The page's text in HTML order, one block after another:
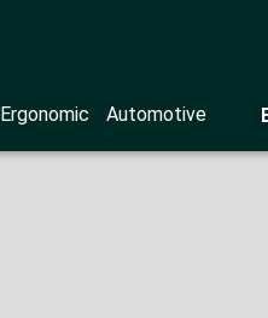
Ergonomic Automotive